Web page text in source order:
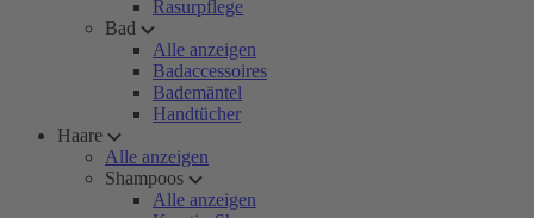
Rasurpflege
Bad
Alle anzeigen
Badaccessoires
Bademäntel
Handtücher
Haare
Alle anzeigen
Shampoos
Alle anzeigen